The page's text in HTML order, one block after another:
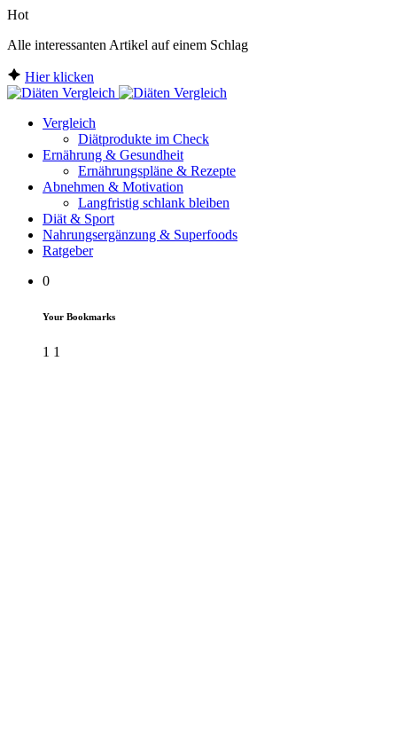
Hot
Alle interessanten Artikel auf einem Schlag
Hier klicken
Vergleich
Diätprodukte im Check
Ernährung & Gesundheit
Ernährungspläne & Rezepte
Abnehmen & Motivation
Langfristig schlank bleiben
Diät & Sport
Nahrungsergänzung & Superfoods
Ratgeber
0
Your Bookmarks
1 1